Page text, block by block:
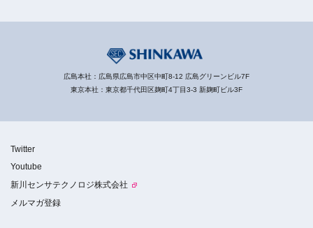
広島本社：広島県広島市中区中町8-12 広島グリーンビル7F
東京本社：東京都千代田区麹町4丁目3-3 新麹町ビル3F
Twitter
Youtube
新川センサテクノロジ株式会社
メルマガ登録